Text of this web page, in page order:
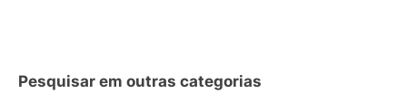
Pesquisar em outras categorias